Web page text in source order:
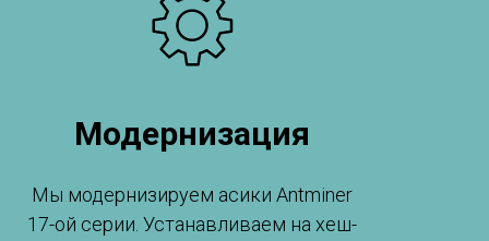
Модернизация
Мы модернизируем асики Antminer
17-ой серии. Устанавливаем на хеш-